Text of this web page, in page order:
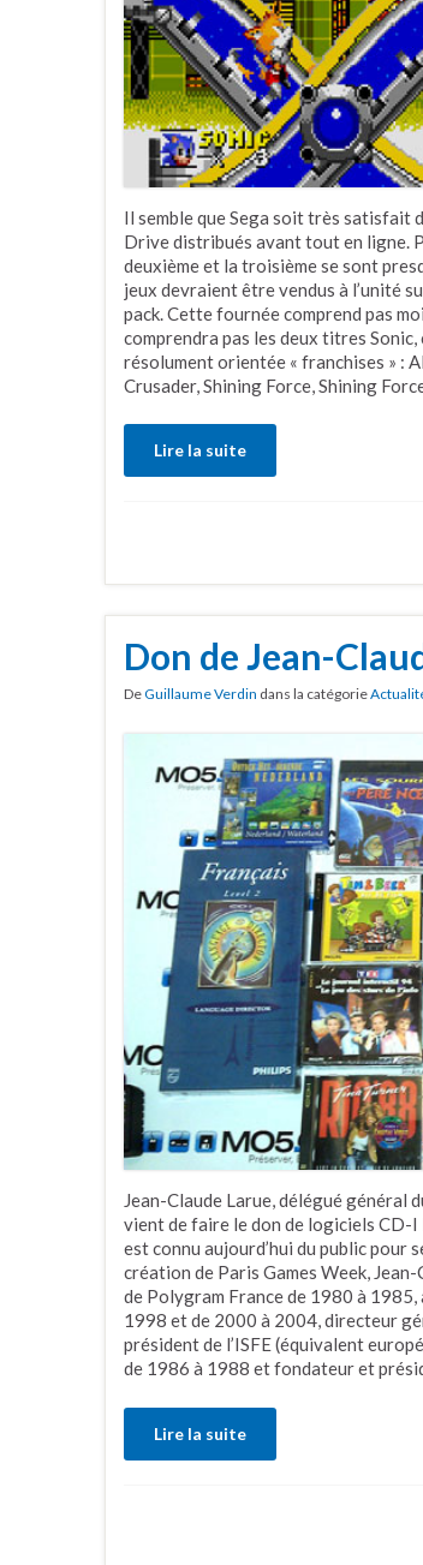
Il semble que Sega soit très satisfait
Drive distribués avant tout en ligne.
deuxième et la troisième se sont
jeux devraient être vendus à l’unité
pack. Cette fournée comprend pas
comprendra pas les deux titres
résolument orientée « franchises » :
Crusader, Shining Force, Shining
Lire la suite
Don de Jean-
DeGuillaume Verdin dans la catégorie
Jean-Claude Larue, délégué général
vient de faire le don de logiciels CD-I
est connu aujourd’hui du public
création de Paris Games Week,
de Polygram France de 1980 à
1998 et de 2000 à 2004, directeur
président de l’ISFE (équivalent
de 1986 à 1988 et fondateur et
Lire la suite